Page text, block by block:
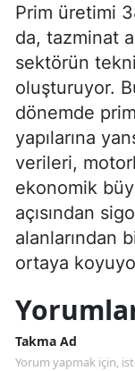
Prim üretimi
da, tazminat
sektörün
oluşturuyor.
dönemde
yapılarına
verileri,
ekonomik
açısından
alanlarından
ortaya
Takma Ad
Yorum yapmak için,